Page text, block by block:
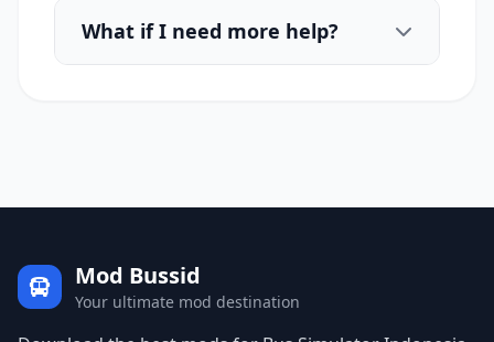
What if I need more help?
Mod Bussid
Your ultimate mod destination